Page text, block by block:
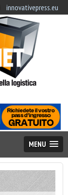
innovativepress.eu
MENU